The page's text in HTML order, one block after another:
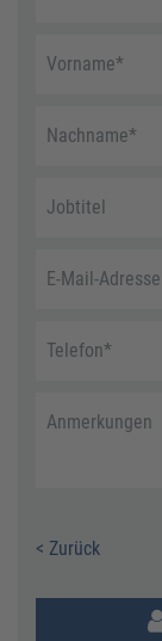
Vorname*
Nachname*
Jobtitel
E-Mail-
Telefon*
Anmerkungen
< Zurück